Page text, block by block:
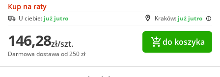
Kup na raty
Kraków: już jutro
U ciebie: już jutro
146,28zł/szt.
Darmowa dostawa od 250 zł
do koszyka